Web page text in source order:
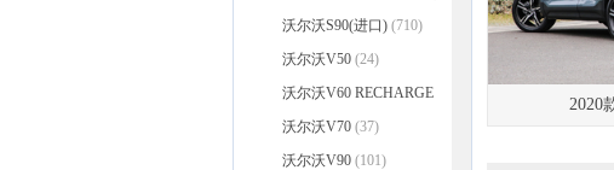
外)(32)
沃尔沃S90(进口) (710)
沃尔沃V50 (24)
沃尔沃V60 RECHARGE
(40)
沃尔沃V70 (37)
沃尔沃V90 (101)
2020